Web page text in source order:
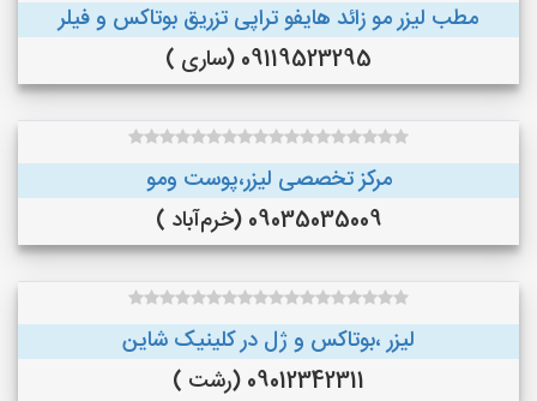
مطب لیزر مو زائد هایفو تراپی تزریق بوتاکس و فیلر
09119523295 (ساری )
مرکز تخصصی لیزر،پوست و‌مو
09035035009 (خرم‌آباد )
لیزر ،بوتاکس و ژل در کلینیک شاین
09012342311 (رشت )